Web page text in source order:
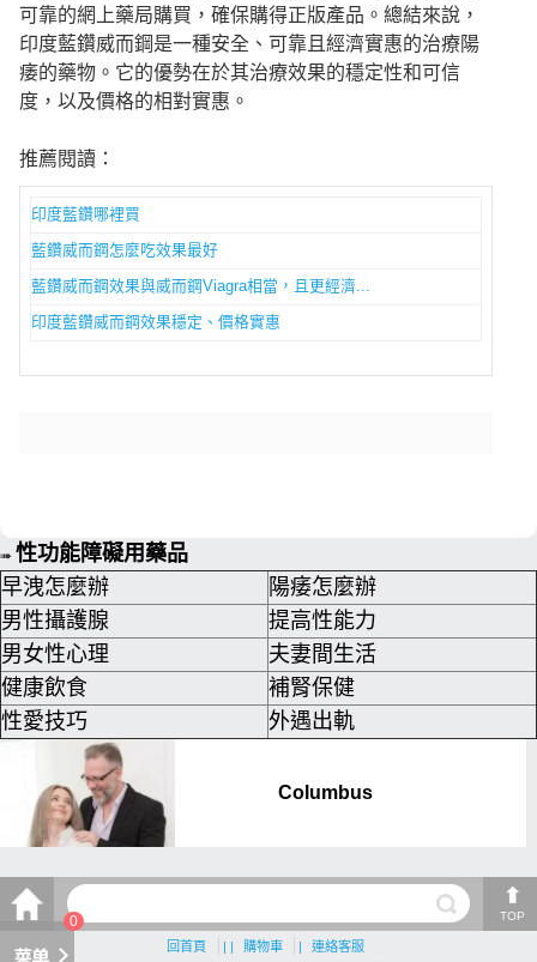
可靠的網上藥局購買，確保購得正版產品。總結來說，
印度藍鑽威而鋼是一種安全、可靠且經濟實惠的治療陽
痿的藥物。它的優勢在於其治療效果的穩定性和可信
度，以及價格的相對實惠 。
推薦閱讀：
印度藍鑽哪裡買
藍鑽威而鋼怎麼吃效果最好
藍鑽威而鋼效果與威而鋼Viagra相當，且更經濟...
印度藍鑽威而鋼效果穩定、價格實惠
➠ 性功能障礙用藥品
早洩怎麼辦
陽痿怎麼辦
男性攝護腺
提高性能力
男女性心理
夫妻間生活
健康飲食
補腎保健
性愛技巧
外遇出軌
TOP
回首頁 | | 購物車 | 連絡客服
0